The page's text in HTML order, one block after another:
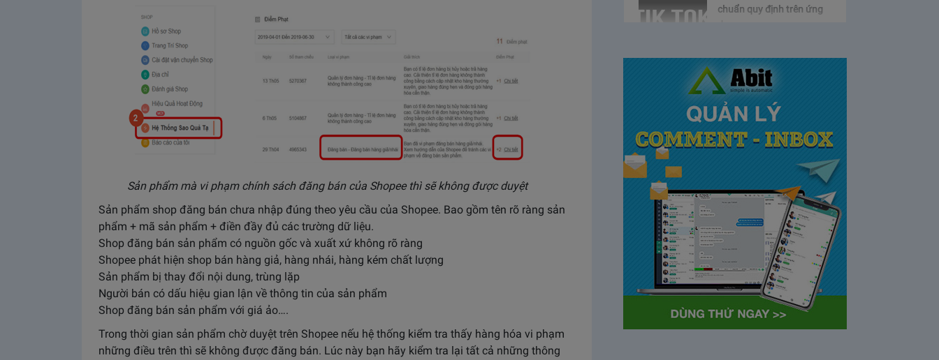
Sản phẩm mà vi phạm chính sách đăng bán của Shopee thì sẽ không được duyệt
Sản phẩm shop đăng bán chưa nhập đúng theo yêu cầu của Shopee. Bao gồm tên rõ ràng sản
phẩm + mã sản phẩm + điền đầy đủ các trường dữ liệu.
Shop đăng bán sản phẩm có nguồn gốc và xuất xứ không rõ ràng
Shopee phát hiện shop bán hàng giả, hàng nhái, hàng kém chất lượng
Sản phẩm bị thay đổi nội dung, trùng lặp
Người bán có dấu hiệu gian lận về thông tin của sản phẩm
Shop đăng bán sản phẩm với giá ảo….
Trong thời gian sản phẩm chờ duyệt trên Shopee nếu hệ thống kiểm tra thấy hàng hóa vi phạm
những điều trên thì sẽ không được đăng bán. Lúc này bạn hãy kiểm tra lại tất cả những thông
chuẩn quy định trên ứng
Bạn sẽ cảm thấy mệt mỏi, vì cứ
phải…
Bảng giá lượt view Youtube
tại Việt Nam và Hoa kỳ mới
28/05/2020
63372
Khi tham gia chương trình
Partner Program của YouTube,
…
Cách bỏ ẩn trò chuyện trên
Zalo ở thiết bị máy tính và
điện thoại iphone
26/05/2020
62308
Bỏ ẩn cuộc trò chuyện là tính
năng khá…